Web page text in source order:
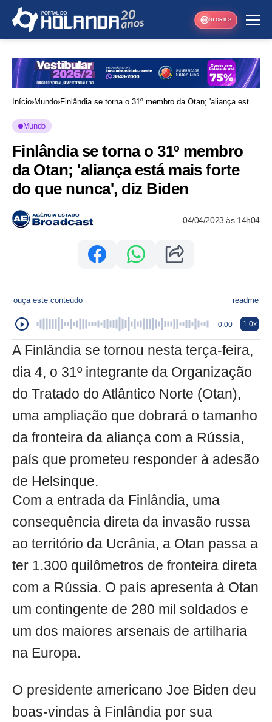
STORIES
Início Mundo Finlândia se torna o 31º membro da Otan; 'aliança está
Mundo
Finlândia se torna o 31º membro
da Otan; 'aliança está mais forte
do que nunca', diz Biden
04/04/2023 às 14h04
ouça este conteúdo readme
0:00 1.0x
A Finlândia se tornou nesta terça-feira,
dia 4, o 31º integrante da Organização
do Tratado do Atlântico Norte (Otan),
uma ampliação que dobrará o tamanho
da fronteira da aliança com a Rússia,
país que prometeu responder à adesão
de Helsinque.
Com a entrada da Finlândia, uma
consequência direta da invasão russa
ao território da Ucrânia, a Otan passa a
ter 1.300 quilômetros de fronteira direta
com a Rússia. O país apresenta à Otan
um contingente de 280 mil soldados e
um dos maiores arsenais de artilharia
na Europa.
O presidente americano Joe Biden deu
boas-vindas à Finlândia por sua